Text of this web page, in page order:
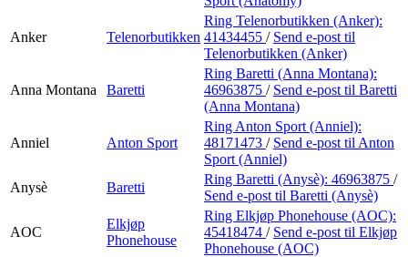
Anker Telenorbutikken
Ring Telenorbutikken (Anker):
41434455 / Send e-post til
Telenorbutikken (Anker)
Anna Montana Baretti
Ring Baretti (Anna Montana):
46963875 / Send e-post til Baretti
(Anna Montana)
Anniel Anton Sport
Ring Anton Sport (Anniel):
48171473 / Send e-post til Anton
Sport (Anniel)
Anysè
Baretti
Ring Baretti (Anysè): 46963875 /
Send e-post til Baretti (Anysè)
AOC
Elkjøp
Phonehouse
Ring Elkjøp Phonehouse (AOC):
45418474 / Send e-post til Elkjøp
Phonehouse (AOC)